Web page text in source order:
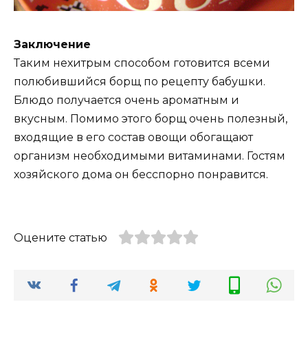
Заключение
Таким нехитрым способом готовится всеми
полюбившийся борщ по рецепту бабушки.
Блюдо получается очень ароматным и
вкусным. Помимо этого борщ очень полезный,
входящие в его состав овощи обогащают
организм необходимыми витаминами. Гостям
хозяйского дома он бесспорно понравится.
Оцените статью